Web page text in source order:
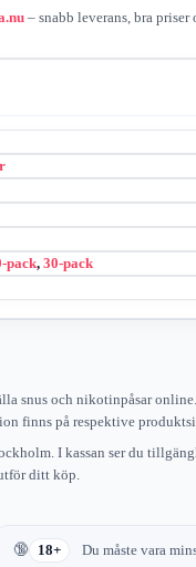
– snabb leverans, bra priser
pack, 30-pack
snus och nikotinpåsar
finns på respektive
I kassan ser du
ditt köp.
18+ Du måste vara